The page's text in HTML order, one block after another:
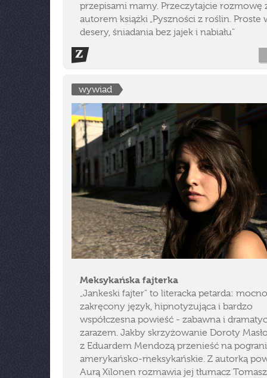
przepisami mamy. Przeczytajcie rozmowę
autorem książki „Pyszności z roślin. Proste
desery, śniadania bez jajek i nabiału"
wywiad
Meksykańska fajterka
„Jankeski fajter" to literacka petarda: mocno
zakręcony język, hipnotyzująca i bardzo
współczesna powieść - zabawna i
zarazem. Jakby skrzyżowanie Doroty
z Eduardem Mendozą przenieść na
amerykańsko-meksykańskie. Z autorką
Aurą Xilonen rozmawia jej tłumacz